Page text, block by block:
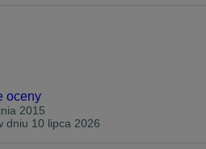
oceny
2015
dniu 10 lipca 2026